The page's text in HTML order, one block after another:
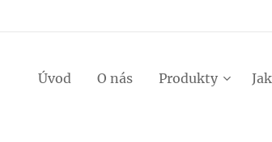
Úvod O nás Produkty